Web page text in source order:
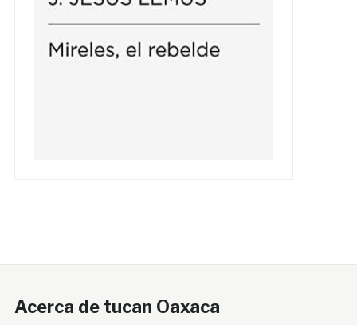
Acerca de tucan Oaxaca